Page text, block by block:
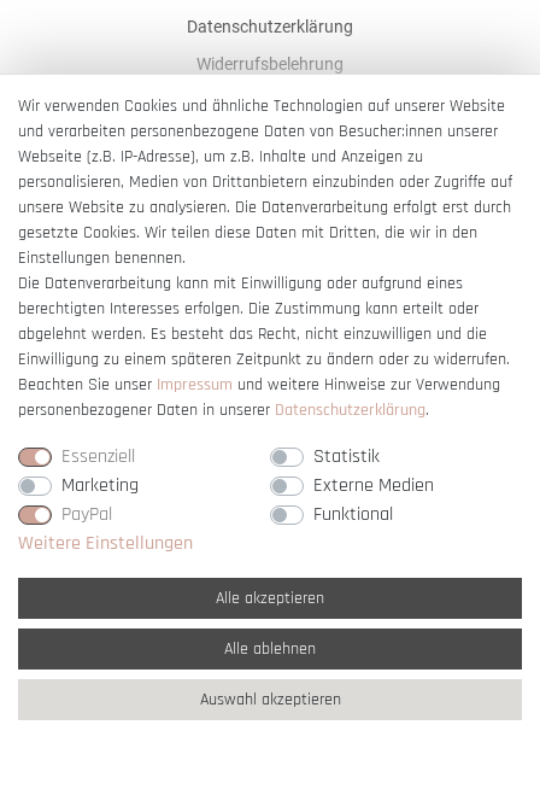
Datenschutzerklärung
Widerrufsbelehrung
AGB
Impressum
Barrierefreiheitserklärung
Vertrag widerrufen
* Alle Preise verstehen sich inkl. gesetzl. MwSt. undzzgl. Versandkosten
** Nur innerhalb Deutschlands© copyright 2007-2026 Schmuck Krone / Alle
Rechte vorbehalten / powered bycreateyourtemplate
Wir verwenden Cookies und ähnliche Technologien auf unserer Website
und verarbeiten personenbezogene Daten von Besucher:innen unserer
Webseite (z.B. IP-Adresse), um z.B. Inhalte und Anzeigen zu
personalisieren, Medien von Drittanbietern einzubinden oder Zugriffe auf
unsere Website zu analysieren. Die Datenverarbeitung erfolgt erst durch
gesetzte Cookies. Wir teilen diese Daten mit Dritten, die wir in den
Einstellungen benennen.
Die Datenverarbeitung kann mit Einwilligung oder aufgrund eines
berechtigten Interesses erfolgen. Die Zustimmung kann erteilt oder
abgelehnt werden. Es besteht das Recht, nicht einzuwilligen und die
Einwilligung zu einem späteren Zeitpunkt zu ändern oder zu widerrufen.
Beachten Sie unser Impressum und weitere Hinweise zur Verwendung
personenbezogener Daten in unserer Daten­schutz­erklärung.
Essenziell
Statistik
Marketing
Externe Medien
PayPal
Funktional
Weitere Einstellungen
Alle akzeptieren
Alle ablehnen
Auswahl akzeptieren